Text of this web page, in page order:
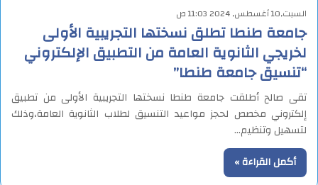
السبت,10 أغسطس, 2024 11:03 ص
جامعة طنطا تطلق نسختها التجريبية الأولى
لخريجي الثانوية العامة من التطبيق الإلكتروني
“تنسيق جامعة طنطا”
تقى صالح أطلقت جامعة طنطا نسختها التجريبية الأولى من تطبيق
إلكتروني مخصص لحجز مواعيد التنسيق لطلاب الثانوية العامة،وذلك
لتسهيل وتنظيم…
أكمل القراءة »